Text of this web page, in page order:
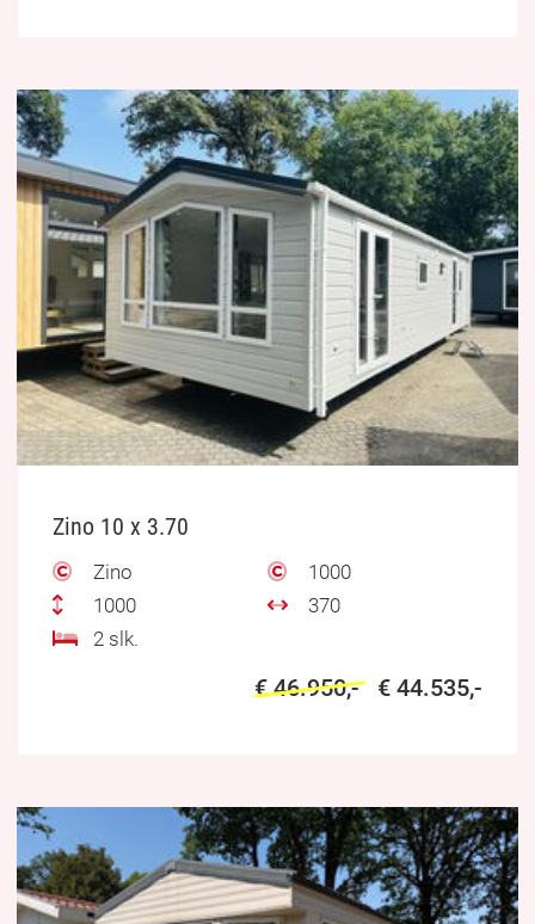
Zino 10 x 3.70
Zino
1000
1000
370
2 slk.
€ 46.950,- € 44.535,-